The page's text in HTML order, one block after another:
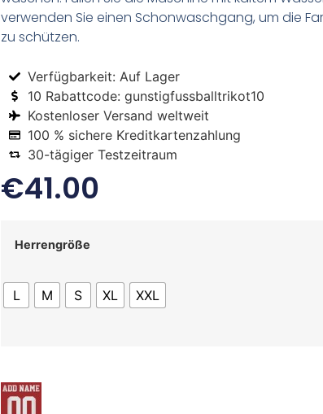
verwenden Sie einen Schonwaschgang, um die
zu schützen.
Verfügbarkeit: Auf Lager
10 Rabattcode: gunstigfussballtrikot10
Kostenloser Versand weltweit
100 % sichere Kreditkartenzahlung
30-tägiger Testzeitraum
€41.00
Herrengröße
L M S XL XXL